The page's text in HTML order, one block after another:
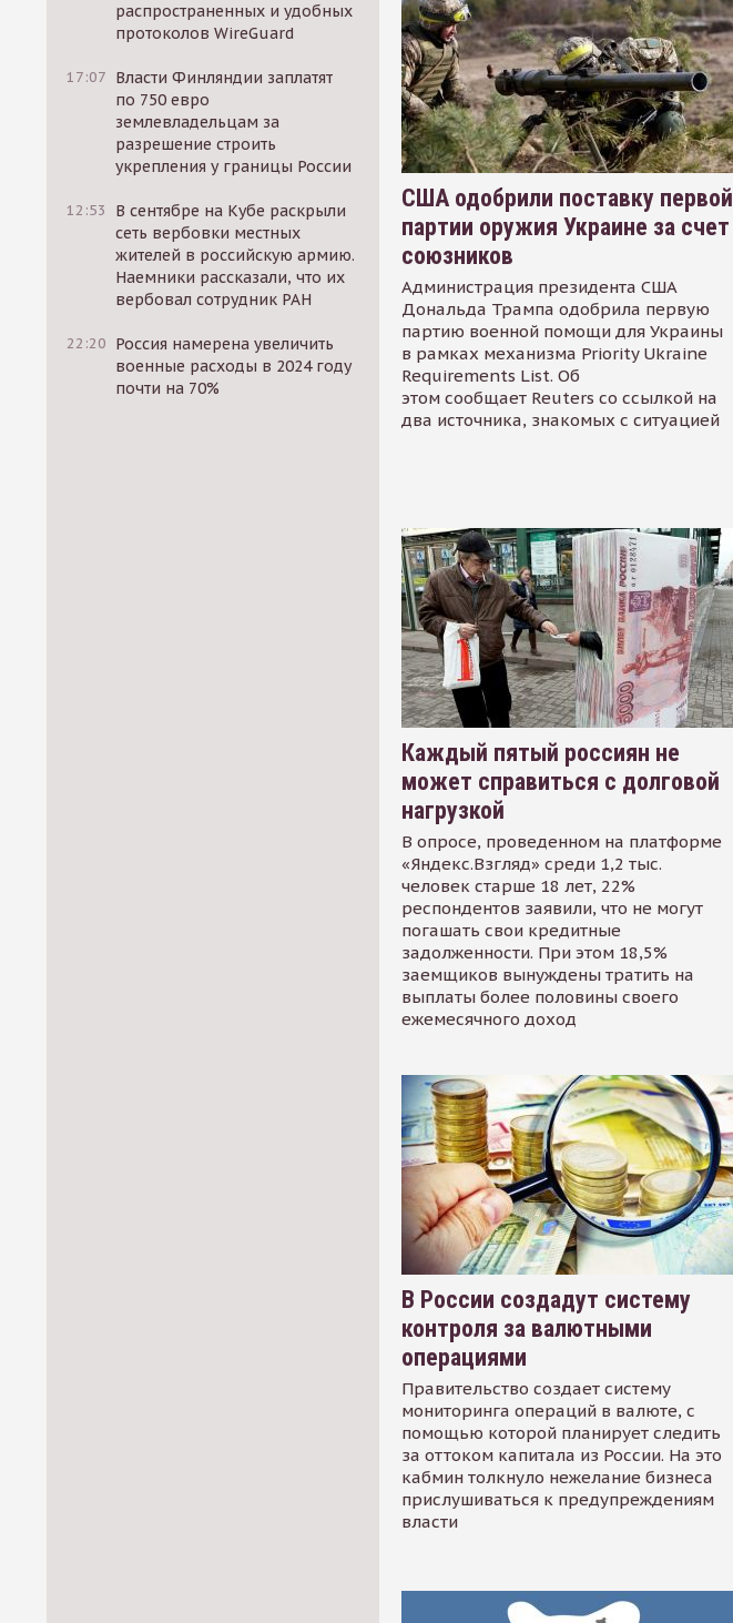
распространенных и удобных
протоколов WireGuard
17:07 Власти Финляндии заплатят
по 750 евро
землевладельцам за
разрешение строить
укрепления у границы России
12:53
В сентябре на Кубе раскрыли
сеть вербовки местных
жителей в российскую армию.
Наемники рассказали, что их
вербовал сотрудник РАН
22:20 Россия намерена увеличить
военные расходы в 2024 году
почти на 70%
США одобрили поставку первой
партии оружия Украине за счет
союзников
Администрация президента США
Дональда Трампа одобрила первую
партию военной помощи для Украины
в рамках механизма Priority Ukraine
Requirements List. Об
этом сообщает Reuters со ссылкой на
два источника, знакомых с ситуацией
Каждый пятый россиян не
может справиться с долговой
нагрузкой
В опросе, проведенном на платформе
«Яндекс.Взгляд» среди 1,2 тыс.
человек старше 18 лет, 22%
респондентов заявили, что не могут
погашать свои кредитные
задолженности. При этом 18,5%
заемщиков вынуждены тратить на
выплаты более половины своего
ежемесячного доход
В России создадут систему
контроля за валютными
операциями
Правительство создает систему
мониторинга операций в валюте, с
помощью которой планирует следить
за оттоком капитала из России. На это
кабмин толкнуло нежелание бизнеса
прислушиваться к предупреждениям
власти